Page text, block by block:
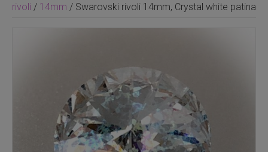
rivoli / 14mm / Swarovski rivoli 14mm, Crystal white patina